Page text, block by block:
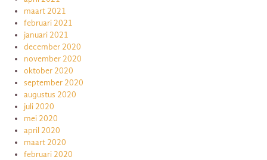
maart 2021
februari 2021
januari 2021
december 2020
november 2020
oktober 2020
september 2020
augustus 2020
juli 2020
mei 2020
april 2020
maart 2020
februari 2020